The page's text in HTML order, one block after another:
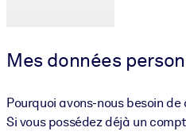
Pour bibliothèques
Pour les systèmes d’IA
Alimentez vos systèmes d'IA
Mes données
Pourquoi avons-nous besoin
Si vous possédez déjà un